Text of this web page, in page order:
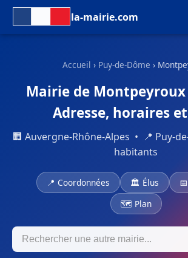
la-mairie.com
Accueil › Puy-de-Dôme ›
Mairie de Montpeyroux
Adresse, horaires
🏢 Auvergne-Rhône-Alpes • 📍 Puy-
habitants
📍 Coordonnées 🏛 Élus
🗺 Plan